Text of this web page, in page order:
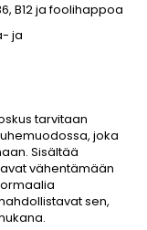
B12 ja foolihappoa
ja
tarvitaan
joka
Sisältää
vähentämään
sen,